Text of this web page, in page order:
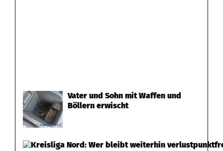
Vater und Sohn mit Waffen und
Böllern erwischt